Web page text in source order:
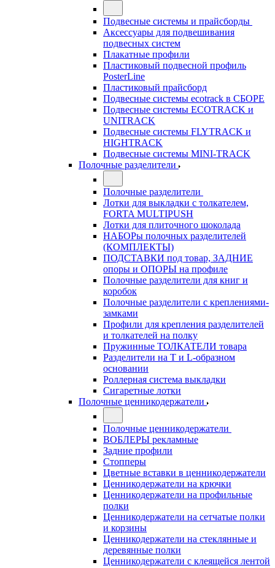
Подвесные системы и прайсборды
Аксессуары для подвешивания
подвесных систем
Плакатные профили
Пластиковый подвесной профиль
PosterLine
Пластиковый прайсборд
Подвесные системы ecotrack в СБОРЕ
Подвесные системы ECOTRACK и
UNITRACK
Подвесные системы FLYTRACK и
HIGHTRACK
Подвесные системы MINI-TRACK
Полочные разделители
Полочные разделители
Лотки для выкладки с толкателем,
FORTA MULTIPUSH
Лотки для плиточного шоколада
НАБОРы полочных разделителей
(КОМПЛЕКТЫ)
ПОДСТАВКИ под товар, ЗАДНИЕ
опоры и ОПОРЫ на профиле
Полочные разделители для книг и
коробок
Полочные разделители с креплениями-
замками
Профили для крепления разделителей
и толкателей на полку
Пружинные ТОЛКАТЕЛИ товара
Разделители на Т и L-образном
основании
Роллерная система выкладки
Сигаретные лотки
Полочные ценникодержатели
Полочные ценникодержатели
ВОБЛЕРЫ рекламные
Задние профили
Стопперы
Цветные вставки в ценникодержатели
Ценникодержатели на крючки
Ценникодержатели на профильные
полки
Ценникодержатели на сетчатые полки
и корзины
Ценникодержатели на стеклянные и
деревянные полки
Ценникодержатели с клеящейся лентой